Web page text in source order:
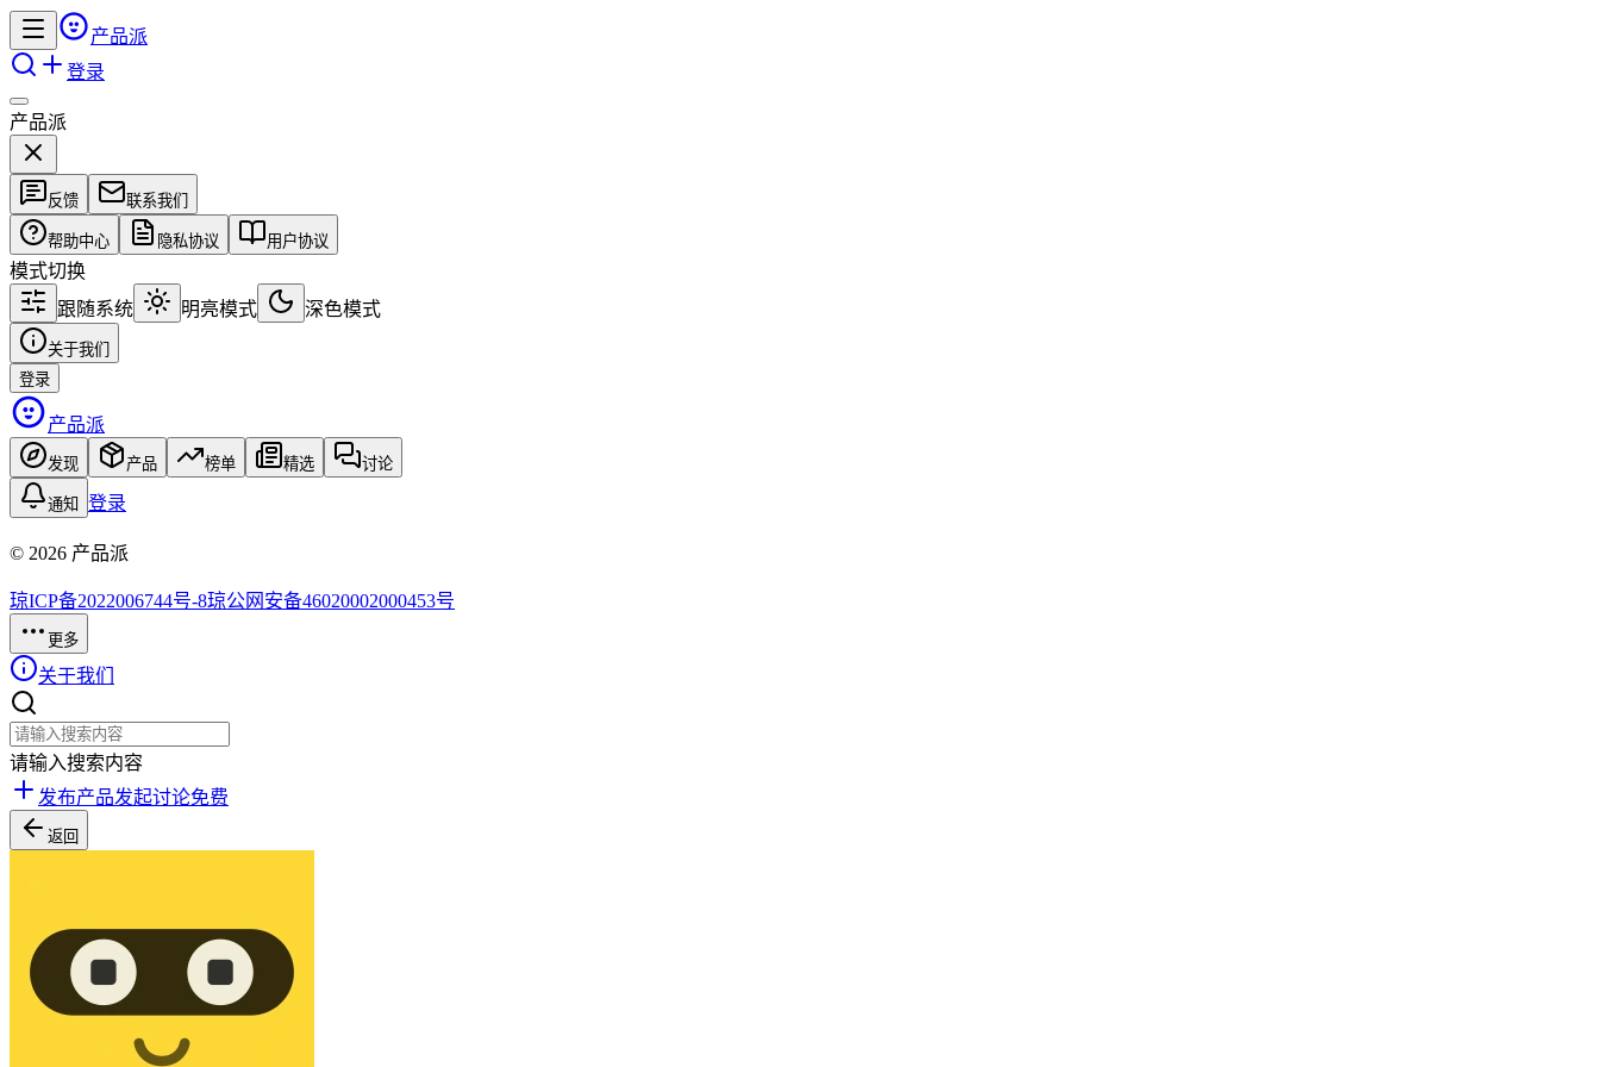
产品派
登录
产品派
反馈 联系我们
帮助中心 隐私协议 用户协议
模式切换
跟随系统
明亮模式 深色模式
关于我们
登录
产品派
发现 产品 榜单 精选 讨论
通知 登录
© 2026 产品派
琼ICP备2022006744号-8琼公网安备46020002000453号
更多
关于我们
请输入搜索内容
发布产品发起讨论免费
返回